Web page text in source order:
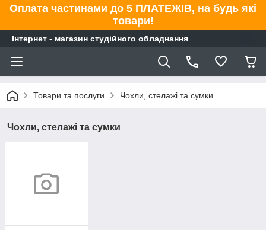
Оплата частинами до 5 ПЛАТЕЖІВ, на будь які
товари!
Інтернет - магазин студійного обладнання
Товари та послуги Чохли, стелажі та сумки
Чохли, стелажі та сумки